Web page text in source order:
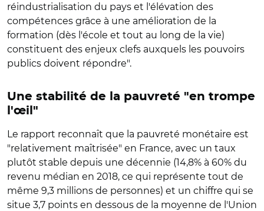
réindustrialisation du pays et l'élévation des
compétences grâce à une amélioration de la
formation (dès l'école et tout au long de la vie)
constituent des enjeux clefs auxquels les pouvoirs
publics doivent répondre".
Une stabilité de la pauvreté "en trompe
l'œil"
Le rapport reconnaît que la pauvreté monétaire est
"relativement maîtrisée" en France, avec un taux
plutôt stable depuis une décennie (14,8% à 60% du
revenu médian en 2018, ce qui représente tout de
même 9,3 millions de personnes) et un chiffre qui se
situe 3,7 points en dessous de la moyenne de l'Union